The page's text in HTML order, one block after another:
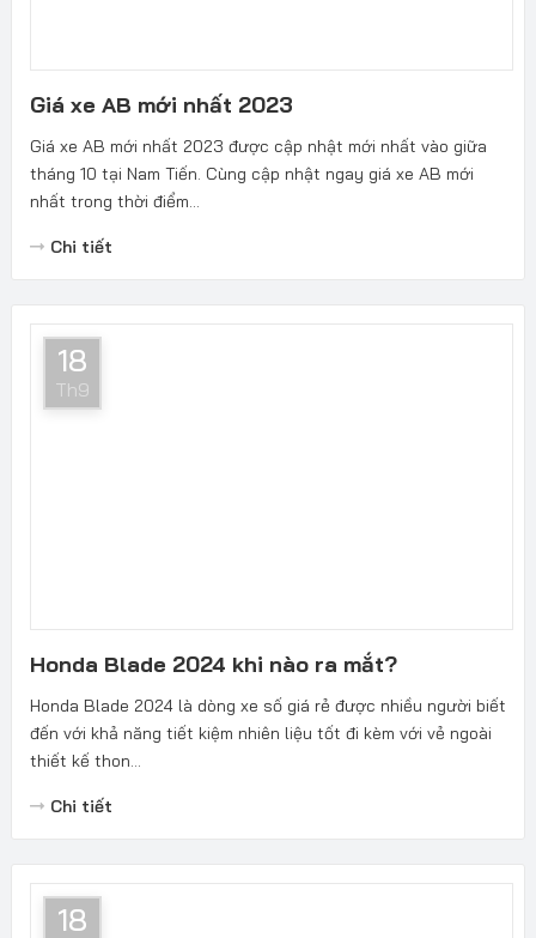
Giá xe AB mới nhất 2023
Giá xe AB mới nhất 2023 được cập nhật mới nhất vào giữa
tháng 10 tại Nam Tiến. Cùng cập nhật ngay giá xe AB mới
nhất trong thời điểm...
Chi tiết
18
Th9
Honda Blade 2024 khi nào ra mắt?
Honda Blade 2024 là dòng xe số giá rẻ được nhiều người biết
đến với khả năng tiết kiệm nhiên liệu tốt đi kèm với vẻ ngoài
thiết kế thon...
Chi tiết
18